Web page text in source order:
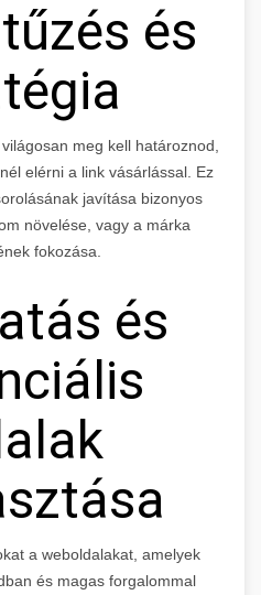
és
meg kell határoznod,
elérni a link vásárlással. Ez
javítása bizonyos
növelése, vagy a márka
fokozása.
és
a weboldalakat, amelyek
és magas forgalommal